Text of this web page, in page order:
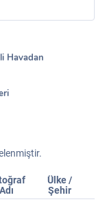
Havadan
Adı
Ülke /
Şehir